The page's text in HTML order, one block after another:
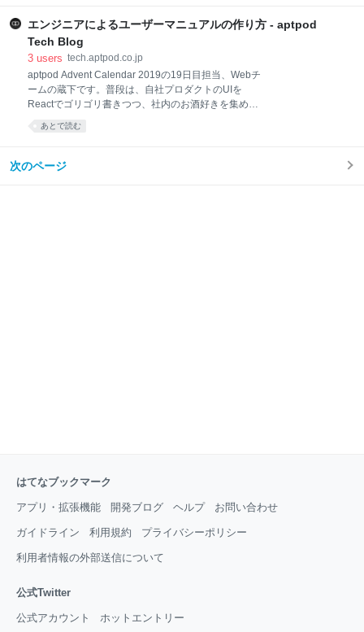
上に仮想的なストリームを生成し
に 背景と目的 車両診断とは？ 準備 確認環境
Raspberry Pi CAN通信用モジュール CAN通信の環境
構築 下準備 can-utilsをインストール CAN Interfaceの
OBD-II通信の環境構築 OBD-II通信とは？ ISO 15765-2
ISO-TP 実際に使ってみると… can-isotpのカーネルモ
ジュールをビルド&インストールする
エンジニアによるユーザーマニュアルの作り方 - aptpod
Tech Blog
3 users tech.aptpod.co.jp
aptpod Advent Calendar 2019の19日目担当、Webチ
ームの蔵下です。普段は、自社プロダクトのUIを
Reactでゴリゴリ書きつつ、社内のお酒好きを集めて
不定期で飲み会を開いています🍶（飲みのお誘いお待
ちしています） みなさんの会社では誰がユーザーマニ
であれば専属のマニュアル作成チームがあるかもしれ
あとで読む
次のページ
はてなブックマーク
アプリ・拡張機能 開発ブログ ヘルプ お問い合わせ
ガイドライン 利用規約 プライバシーポリシー
利用者情報の外部送信について
公式Twitter
公式アカウント ホットエントリー